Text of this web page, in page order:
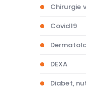
Chirurgie
Covid19
DEXA
Diabet,